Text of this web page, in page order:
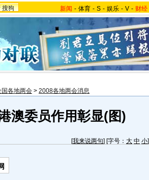
搜狗 新闻 - 体育 - S - 娱乐 - V - 财经
各地两会 > 2008各地两会消息
澳委员作用彰显(图)
[我来说两句] [字号： 大 中 小]